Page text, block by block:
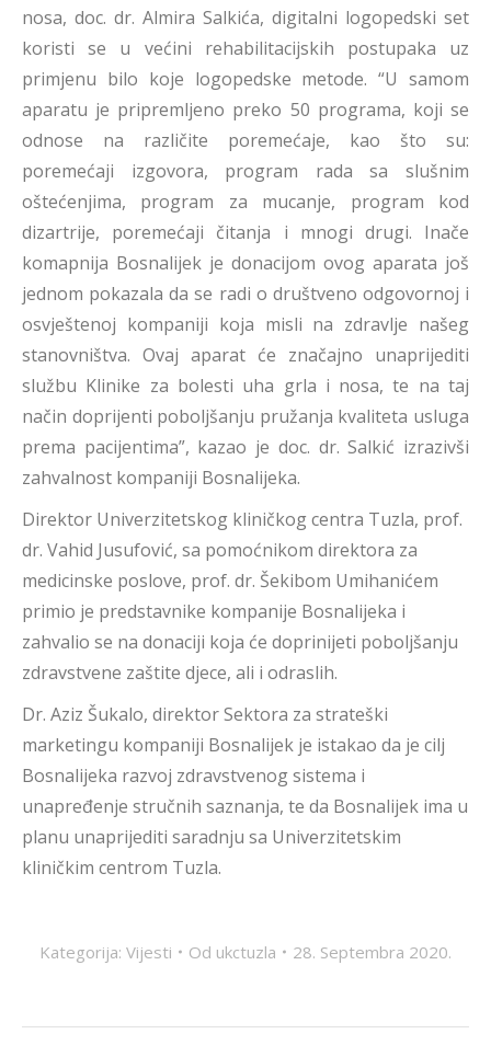
nosa, doc. dr. Almira Salkića, digitalni logopedski set
koristi se u većini rehabilitacijskih postupaka uz
primjenu bilo koje logopedske metode. “U samom
aparatu je pripremljeno preko 50 programa, koji se
odnose na različite poremećaje, kao što su:
poremećaji izgovora, program rada sa slušnim
oštećenjima, program za mucanje, program kod
dizartrije, poremećaji čitanja i mnogi drugi. Inače
komapnija Bosnalijek je donacijom ovog aparata još
jednom pokazala da se radi o društveno odgovornoj i
osvještenoj kompaniji koja misli na zdravlje našeg
stanovništva. Ovaj aparat će značajno unaprijediti
službu Klinike za bolesti uha grla i nosa, te na taj
način doprijenti poboljšanju pružanja kvaliteta usluga
prema pacijentima”, kazao je doc. dr. Salkić izrazivši
zahvalnost kompaniji Bosnalijeka.
Direktor Univerzitetskog kliničkog centra Tuzla, prof.
dr. Vahid Jusufović, sa pomoćnikom direktora za
medicinske poslove, prof. dr. Šekibom Umihanićem
primio je predstavnike kompanije Bosnalijeka i
zahvalio se na donaciji koja će doprinijeti poboljšanju
zdravstvene zaštite djece, ali i odraslih.
Dr. Aziz Šukalo, direktor Sektora za strateški
marketingu kompaniji Bosnalijek je istakao da je cilj
Bosnalijeka razvoj zdravstvenog sistema i
unapređenje stručnih saznanja, te da Bosnalijek ima u
planu unaprijediti saradnju sa Univerzitetskim
kliničkim centrom Tuzla.
Kategorija: Vijesti Od ukctuzla 28. Septembra 2020.